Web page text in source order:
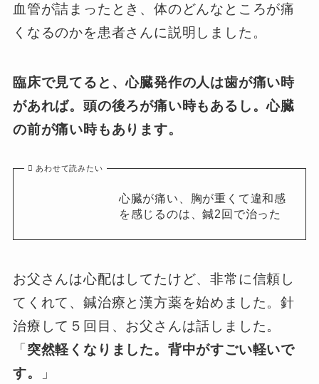
血管が詰まったとき、体のどんなところが痛
くなるのかを患者さんに説明しました。
臨床で見てると、心臓発作の人は歯が痛い時
があれば。頭の後ろが痛い時もあるし。心臓
の前が痛い時もあります。
あわせて読みたい
心臓が痛い、胸が重くて違和感
を感じるのは、鍼2回で治った
お父さんは心配はしてたけど、非常に信頼し
てくれて、鍼治療と漢方薬を始めました。針
治療して５回目、お父さんは話しました。
「突然軽くなりました。背中がすごい軽いで
す。
」